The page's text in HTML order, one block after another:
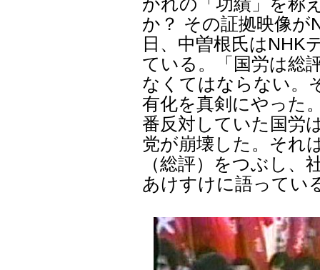
かれの「功績」を称
か？ その証拠映像が
日、中曽根氏はNHK
ている。「国労は総
なくてはならない。
有化を真剣にやった
番反対していた国労
党が崩壊した。それ
（総評）をつぶし
あけすけに語ってい